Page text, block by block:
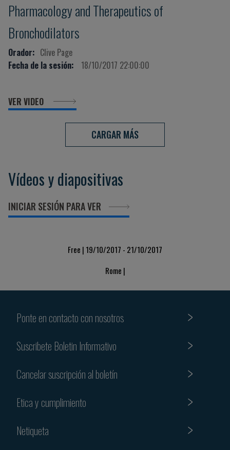
Pharmacology and Therapeutics of
Bronchodilators
Orador: Clive Page
Fecha de la sesión:
18/10/2017 22:00:00
VER VIDEO
CARGAR MÁS
Vídeos y diapositivas
INICIAR SESIÓN PARA VER
Free | 19/10/2017 - 21/10/2017
Rome |
Ponte en contacto con nosotros
Suscribete Boletin Informativo
Cancelar suscripción al boletín
Etica y cumplimiento
Netiqueta